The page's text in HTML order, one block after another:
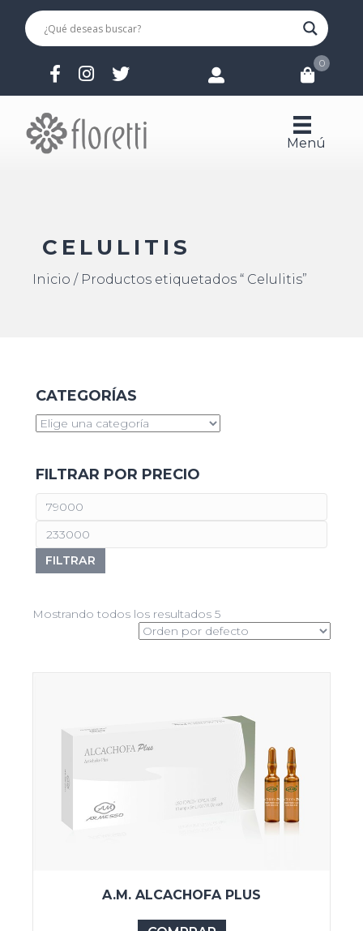
0
Menú
CELULITIS
Inicio / Productos etiquetados “ Celulitis”
CATEGORÍAS
FILTRAR POR PRECIO
FILTRAR
Mostrando todos los resultados 5
A.M. ALCACHOFA PLUS